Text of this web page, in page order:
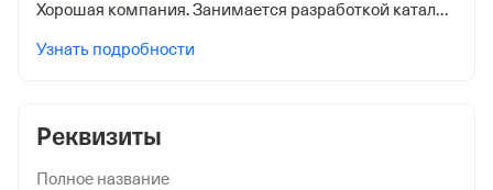
Реквизиты
Полное название
Хорошая компания. Занимается разработкой катализаторов и адсорбентов. Производит катализаторы для нефтепереработки.
Узнать подробности